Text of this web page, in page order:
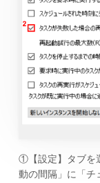
①【設定】タブを
動の間隔」に「